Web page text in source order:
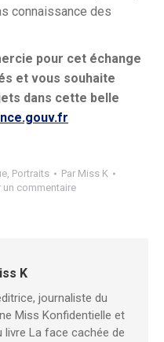
connaissance des
pour cet échange
et vous souhaite
dans cette belle
, Portraits Par Miss K
un commentaire
K
journaliste du
Miss Konfidentielle et
livre La face cachée de